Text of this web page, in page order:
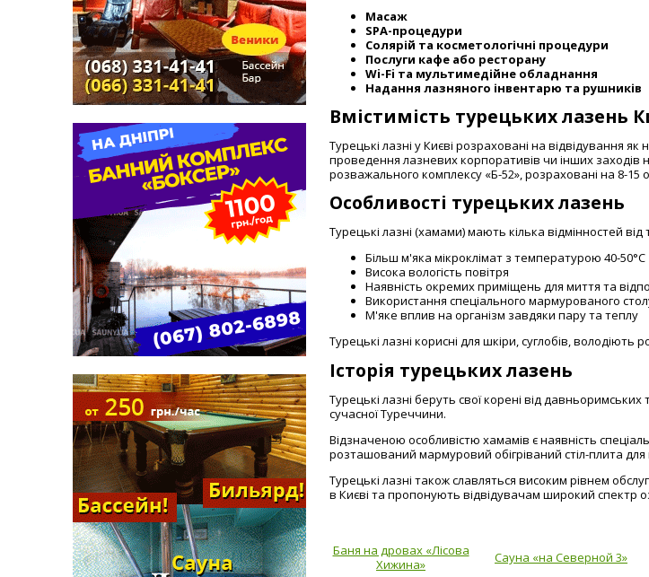
Масаж
SPA-процедури
Солярій та косметологічні процедури
Послуги кафе або ресторану
Wi-Fi та мультимедійне обладнання
Надання лазняного інвентарю та рушників
Вмістимість турецьких лазень
Турецькі лазні у Києві розраховані на відвідування
проведення лазневих корпоративів чи інших заходів
розважального комплексу «Б-52», розраховані на 8-15
Особливості турецьких лазень
Турецькі лазні (хамами) мають кілька відмінностей
Більш м'яка мікроклімат з температурою 40-50°C
Висока вологість повітря
Наявність окремих приміщень для миття та
Використання спеціального мармурованого
М'яке вплив на організм завдяки пару та теплу
Турецькі лазні корисні для шкіри, суглобів,
Історія турецьких лазень
Турецькі лазні беруть свої корені від
сучасної Туреччини.
Відзначеною особливістю хамамів є наявність
розташований мармуровий обігріваний стіл-плита
Турецькі лазні також славляться високим рівнем
в Києві та пропонують відвідувачам широкий спектр
Баня на дровах «Лісова
Хижина»
Сауна «на Северной 3»